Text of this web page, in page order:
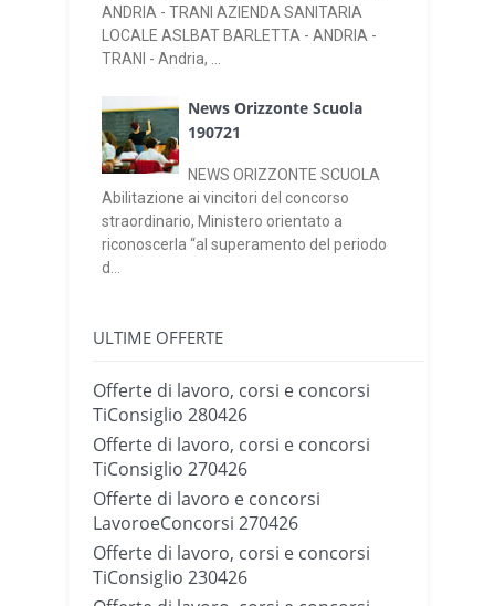
ANDRIA - TRANI AZIENDA SANITARIA
LOCALE ASLBAT BARLETTA - ANDRIA -
TRANI - Andria, ...
News Orizzonte Scuola
190721
NEWS ORIZZONTE SCUOLA
Abilitazione ai vincitori del concorso
straordinario, Ministero orientato a
riconoscerla “al superamento del periodo
d...
ULTIME OFFERTE
Offerte di lavoro, corsi e concorsi
TiConsiglio 280426
Offerte di lavoro, corsi e concorsi
TiConsiglio 270426
Offerte di lavoro e concorsi
LavoroeConcorsi 270426
Offerte di lavoro, corsi e concorsi
TiConsiglio 230426